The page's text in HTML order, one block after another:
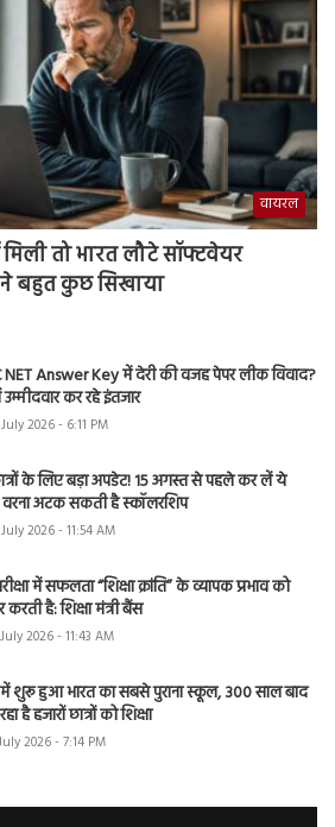
वायरल
तो भारत लौटे सॉफ्टवेयर
ने बहुत कुछ सिखाया
NET Answer Key में देरी की वजह पेपर लीक विवाद?
कर रहे इंतजार
2026 - 6:11 PM
के लिए बड़ा अपडेट! 15 अगस्त से पहले कर लें ये
अटक सकती है स्कॉलरशिप
2026 - 11:54 AM
में सफलता “शिक्षा क्रांति” के व्यापक प्रभाव को
करती है: शिक्षा मंत्री बैंस
2026 - 11:43 AM
में शुरू हुआ भारत का सबसे पुराना स्कूल, 300 साल बाद
है हजारों छात्रों को शिक्षा
2026 - 7:14 PM